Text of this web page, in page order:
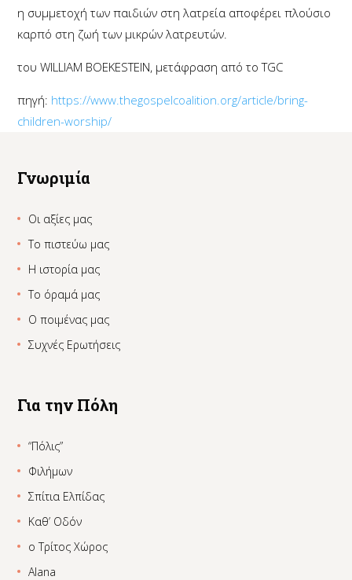
η συμμετοχή των παιδιών στη λατρεία αποφέρει πλούσιο
καρπό στη ζωή των μικρών λατρευτών.
του WILLIAM BOEKESTEIN, μετάφραση από το TGC
πηγή: https://www.thegospelcoalition.org/article/bring-
children-worship/
Γνωριμία
Οι αξίες μας
Το πιστεύω μας
Η ιστορία μας
Το όραμά μας
Ο ποιμένας μας
Συχνές Ερωτήσεις
Για την Πόλη
“Πόλις”
Φιλήμων
Σπίτια Ελπίδας
Καθ’ Οδόν
ο Τρίτος Χώρος
Alana